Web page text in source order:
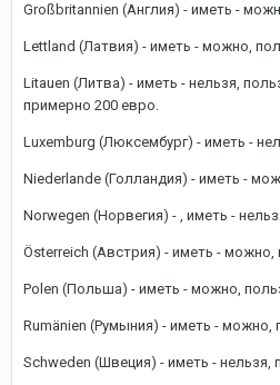
Großbritannien (Англия) - иметь -
Lettland (Латвия) - иметь - можно,
Litauen (Литва) - иметь - нельзя,
примерно 200 евро.
Luxemburg (Люксембург) - иметь -
Niederlande (Голландия) - иметь -
Norwegen (Норвегия) - , иметь -
Österreich (Австрия) - иметь - можно,
Polen (Польша) - иметь - можно,
Rumänien (Румыния) - иметь - можно,
Schweden (Швеция) - иметь - нельзя,